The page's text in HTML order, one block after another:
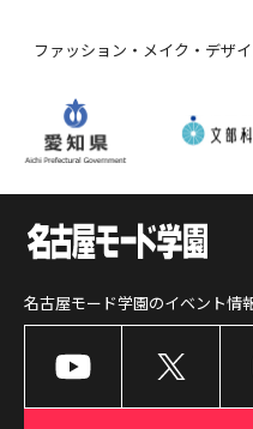
ファッション・メイク・デザ
名古屋モード学園のイベント情